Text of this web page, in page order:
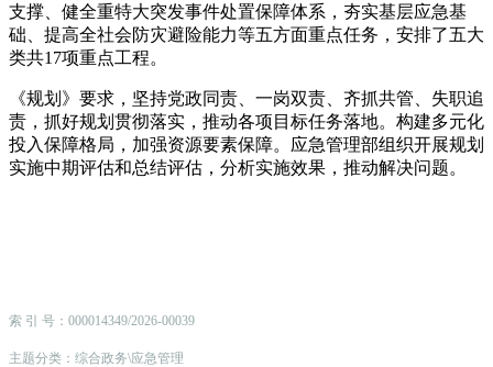
支撑、健全重特大突发事件处置保障体系，夯实基层应急基
础、提高全社会防灾避险能力等五方面重点任务，安排了五大
类共17项重点工程。
《规划》要求，坚持党政同责、一岗双责、齐抓共管、失职追
责，抓好规划贯彻落实，推动各项目标任务落地。构建多元化
投入保障格局，加强资源要素保障。应急管理部组织开展规划
实施中期评估和总结评估，分析实施效果，推动解决问题。
索 引 号：000014349/2026-00039
主题分类：综合政务\应急管理